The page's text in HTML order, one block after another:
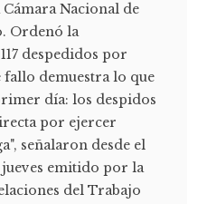
Nacional de
Ordenó la
despedidos por
fallo demuestra lo que
día: los despidos
por ejercer
señalaron desde el
jueves emitido por la
del Trabajo